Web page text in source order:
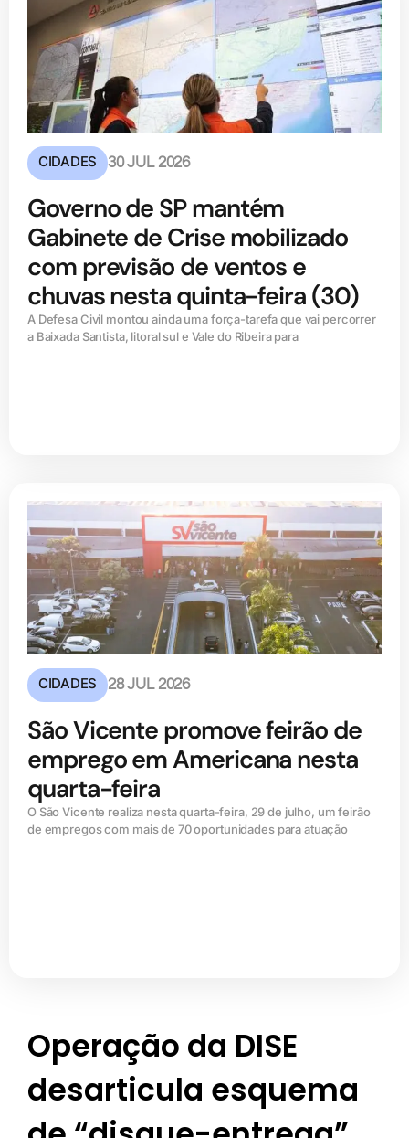
CIDADES 30 JUL 2026
Governo de SP mantém
Gabinete de Crise mobilizado
com previsão de ventos e
chuvas nesta quinta-feira (30)
A Defesa Civil montou ainda uma força-tarefa que vai percorrer
a Baixada Santista, litoral sul e Vale do Ribeira para
CIDADES 28 JUL 2026
São Vicente promove feirão de
emprego em Americana nesta
quarta-feira
O São Vicente realiza nesta quarta-feira, 29 de julho, um feirão
de empregos com mais de 70 oportunidades para atuação
Operação da DISE
desarticula esquema